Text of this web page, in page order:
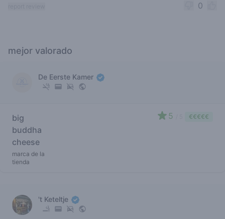
0
mejor valorado
De Eerste Kamer
big
buddha
cheese
marca de la
tienda
5 €€€€€
't Keteltje